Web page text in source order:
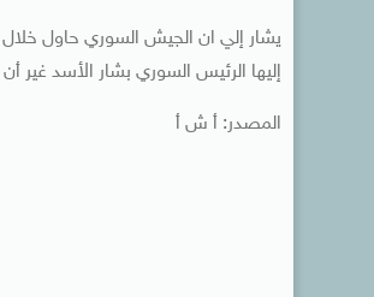
يشار إلي ان الجيش السوري حاول خلال
إليها الرئيس السوري بشار الأسد غير
المصدر: أ ش أ